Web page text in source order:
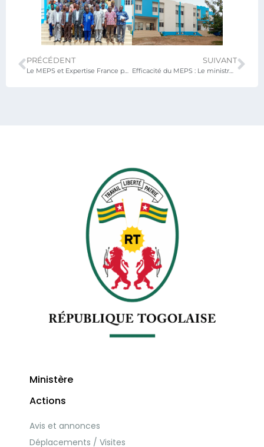
PRÉCÉDENT SUIVANT
Efficacité du MEPS : Le ministre KOKOROKO échange avec les agents des services centraux de son département
Ministère
Actions
Avis et annonces
Déplacements / Visites